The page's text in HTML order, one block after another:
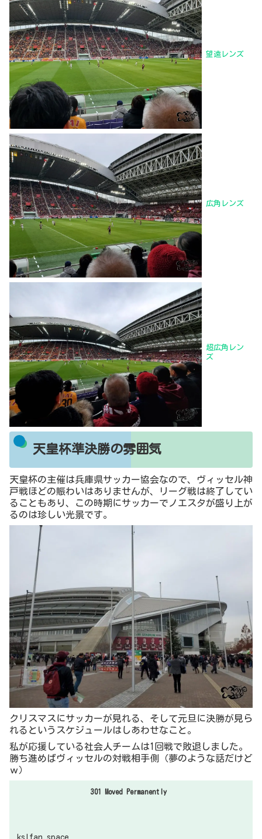
望遠レンズ
広角レンズ
超広角レン
ズ
天皇杯準決勝の雰囲気
天皇杯の主催は兵庫県サッカー協会なので、ヴィッセル神
戸戦ほどの賑わいはありませんが、リーグ戦は終了してい
ることもあり、この時期にサッカーでノエスタが盛り上が
るのは珍しい光景です。
クリスマスにサッカーが見れる、そして元旦に決勝が見ら
れるというスケジュールはしあわせなこと。
私が応援している社会人チームは1回戦で敗退しました。
勝ち進めばヴィッセルの対戦相手側（夢のような話だけど
ｗ）
301 Moved Permanently
kslfan.space